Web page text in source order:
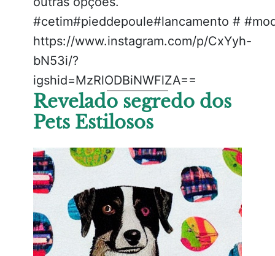
#cetim#pieddepoule#lancamento #
https://www.instagram.com/p/CxYyh-
bN53i/?
igshid=MzRlODBiNWFlZA==
Revelado segredo dos
Pets Estilosos